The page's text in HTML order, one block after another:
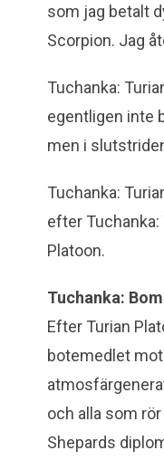
som jag betalt
Scorpion. Jag
Tuchanka:
egentligen inte
men i
Tuchanka:
efter Tuchanka:
Platoon.
Tuchanka:
Efter Turian
botemedlet
och alla som
Shepards